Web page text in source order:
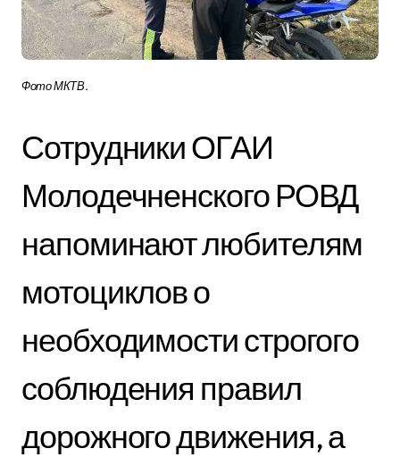
Фото МКТВ.
Сотрудники ОГАИ
Молодечненского РОВД
напоминают любителям
мотоциклов о
необходимости строгого
соблюдения правил
дорожного движения, а